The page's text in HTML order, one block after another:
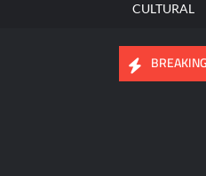
CULTURAL
Isaac del Toro asegura su